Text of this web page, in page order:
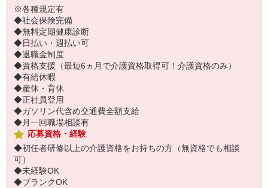
※各種規定有
◆社会保険完備
◆無料定期健康診断
◆日払い・週払い可
◆退職金制度
◆資格支援（最短6ヵ月で介護資格取得可！介護資格のみ）
◆有給休暇
◆産休・育休
◆正社員登用
◆ガソリン代含め交通費全額支給
◆月一回職場相談有
応募資格・経験
◆初任者研修以上の介護資格をお持ちの方（無資格でも相談
可）
◆未経験OK
◆ブランクOK